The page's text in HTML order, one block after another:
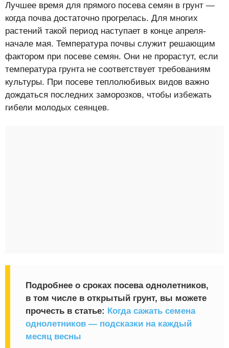
Лучшее время для прямого посева семян в грунт —
когда почва достаточно прогрелась. Для многих
растений такой период наступает в конце апреля-
начале мая. Температура почвы служит решающим
фактором при посеве семян. Они не прорастут, если
температура грунта не соответствует требованиям
культуры. При посеве теплолюбивых видов важно
дождаться последних заморозков, чтобы избежать
гибели молодых сеянцев.
Подробнее о сроках посева однолетников,
в том числе в открытый грунт, вы можете
прочесть в статье: Когда сажать семена
однолетников — подсказки на каждый
месяц весны